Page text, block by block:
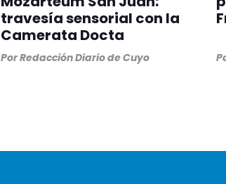
travesía sensorial con la
Camerata Docta
PorRedacción Diario de Cuyo